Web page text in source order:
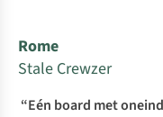
Rome
Stale Crewzer
“Eén board met